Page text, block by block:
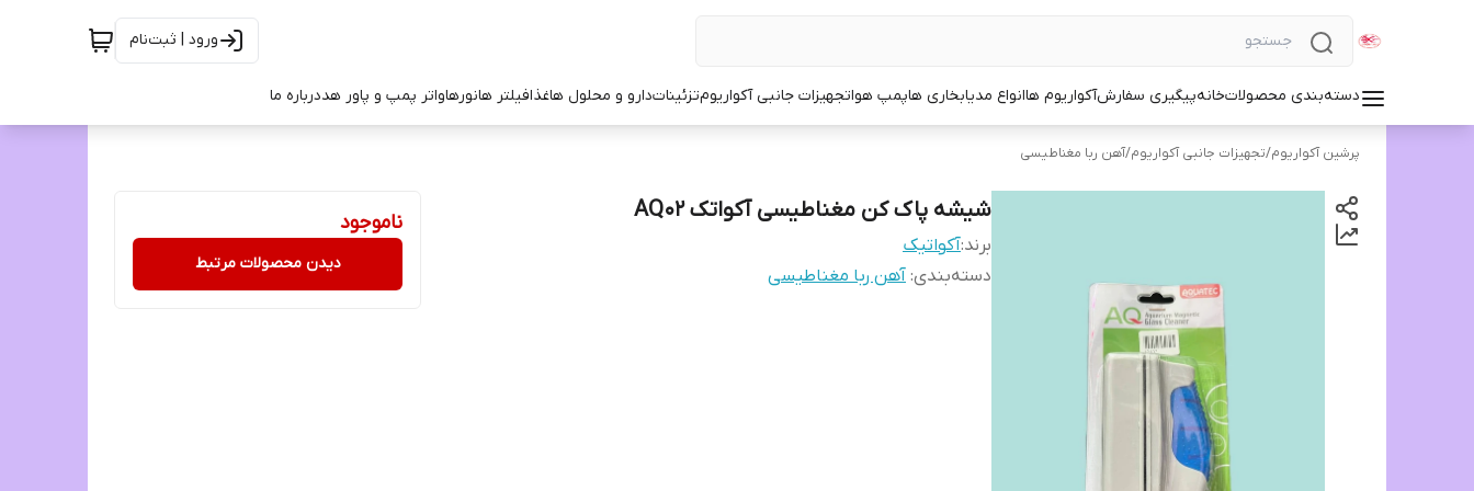
ورود | ثبت‌نام
دسته‌بندی محصولاتخانهپیگیری سفارشآکواریوم هاانواع مدیابخاری هاپمپ هواتجهیزات جانبی آکواریومتزئیناتدارو و محلول هاغذافیلتر هانورهاواتر پمپ و پاور هددرباره ما
پرشین آکواریوم/تجهیزات جانبی آکواریوم/آهن ربا مغناطیسی
شیشه پاک کن مغناطیسی آکواتک AQ02
برند:آکواتیک
دسته‌بندی: آهن ربا مغناطیسی
ناموجود
دیدن محصولات مرتبط